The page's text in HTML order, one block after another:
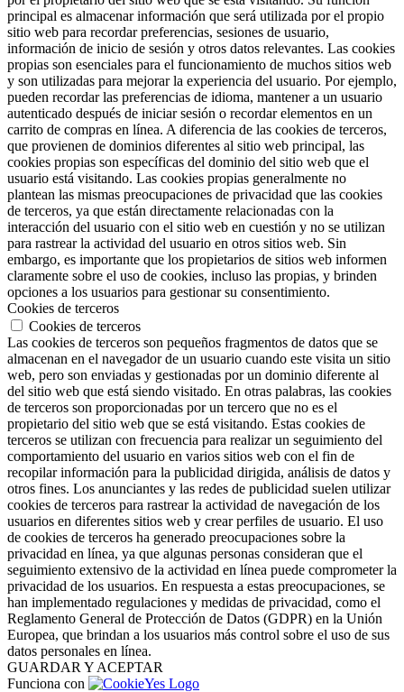
principal es almacenar información que será utilizada por el propio
sitio web para recordar preferencias, sesiones de usuario,
información de inicio de sesión y otros datos relevantes. Las cookies
propias son esenciales para el funcionamiento de muchos sitios web
y son utilizadas para mejorar la experiencia del usuario. Por ejemplo,
pueden recordar las preferencias de idioma, mantener a un usuario
autenticado después de iniciar sesión o recordar elementos en un
carrito de compras en línea. A diferencia de las cookies de terceros,
que provienen de dominios diferentes al sitio web principal, las
cookies propias son específicas del dominio del sitio web que el
usuario está visitando. Las cookies propias generalmente no
plantean las mismas preocupaciones de privacidad que las cookies
de terceros, ya que están directamente relacionadas con la
interacción del usuario con el sitio web en cuestión y no se utilizan
para rastrear la actividad del usuario en otros sitios web. Sin
embargo, es importante que los propietarios de sitios web informen
claramente sobre el uso de cookies, incluso las propias, y brinden
opciones a los usuarios para gestionar su consentimiento.
Cookies de terceros
Cookies de terceros
Las cookies de terceros son pequeños fragmentos de datos que se
almacenan en el navegador de un usuario cuando este visita un sitio
web, pero son enviadas y gestionadas por un dominio diferente al
del sitio web que está siendo visitado. En otras palabras, las cookies
de terceros son proporcionadas por un tercero que no es el
propietario del sitio web que se está visitando. Estas cookies de
terceros se utilizan con frecuencia para realizar un seguimiento del
comportamiento del usuario en varios sitios web con el fin de
recopilar información para la publicidad dirigida, análisis de datos y
otros fines. Los anunciantes y las redes de publicidad suelen utilizar
cookies de terceros para rastrear la actividad de navegación de los
usuarios en diferentes sitios web y crear perfiles de usuario. El uso
de cookies de terceros ha generado preocupaciones sobre la
privacidad en línea, ya que algunas personas consideran que el
seguimiento extensivo de la actividad en línea puede comprometer la
privacidad de los usuarios. En respuesta a estas preocupaciones, se
han implementado regulaciones y medidas de privacidad, como el
Reglamento General de Protección de Datos (GDPR) en la Unión
Europea, que brindan a los usuarios más control sobre el uso de sus
datos personales en línea.
GUARDAR Y ACEPTAR
Funciona con